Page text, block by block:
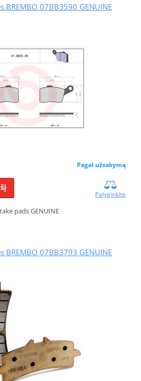
BREMBO 07BB3590 GENUINE
Pagal užsakymą
Palyginkite
pads GENUINE
BREMBO 07BB3793 GENUINE